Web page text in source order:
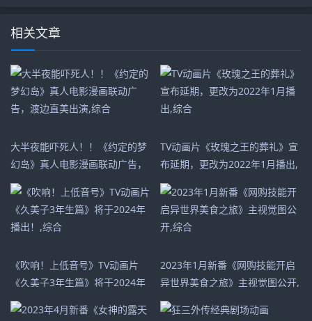
相关文章
大半夜能吓死人！！《约定的梦
幻岛》真人电影漫画联动广告，
渡边直美出演,综合
TV动画片《玫瑰之王的葬礼》宣
布延期，更改为2022年1月播出,
综合
《吹响！上低音号》TV动画片
《久美子3年生篇》将于2024年
播出！,综合
2023年1月新番《网购技能开启
异世界美食之旅》主视觉图公开,
综合